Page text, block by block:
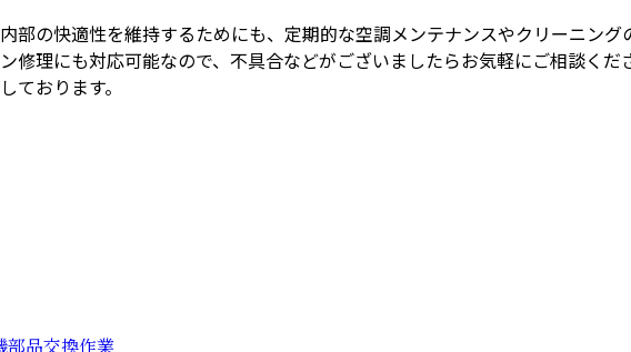
部の快適性を維持するためにも、定期的な空調メンテナンスやクリーニング
修理にも対応可能なので、不具合などがございましたらお気軽にご相談くだ
ております。
品交換作業